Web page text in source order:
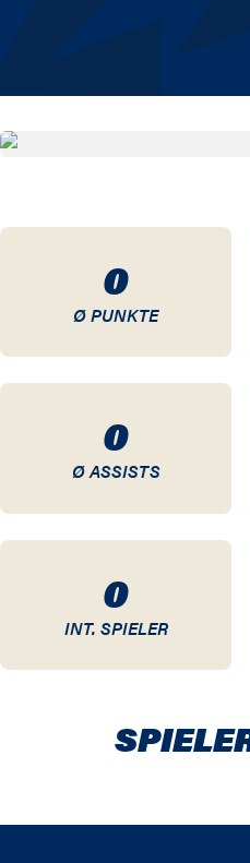
0
Ø PUNKTE
0
Ø ASSISTS
0
INT. SPIELER